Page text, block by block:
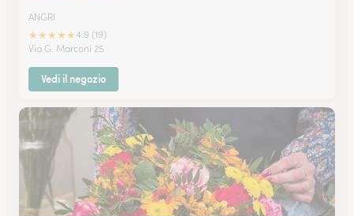
ANGRI
★★★★★4.9 (19)
Via G. Marconi 25
Vedi il negozio